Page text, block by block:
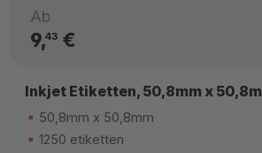
Ab
9,43€
Inkjet Etiketten, 50,8mm x
50,8mm x 50,8mm
1250 etiketten